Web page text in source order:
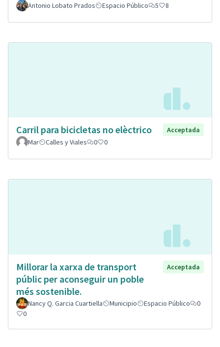
Antonio Lobato Prados Espacio Público 5 8
Carril para bicicletas no elèctrico
Acceptada
Mar
Calles y Viales 0 0
Millorar la xarxa de transport
públic per aconseguir un poble
més sostenible.
Acceptada
Nancy Q. Garcia Cuartiella Municipio Espacio Público
0
0